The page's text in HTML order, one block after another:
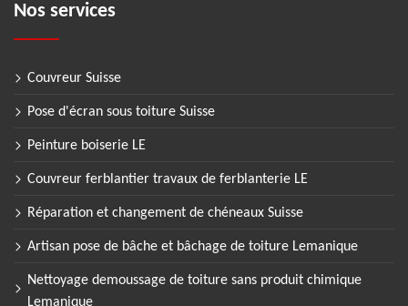
Nos services
Couvreur Suisse
Pose d'écran sous toiture Suisse
Peinture boiserie LE
Couvreur ferblantier travaux de ferblanterie LE
Réparation et changement de chéneaux Suisse
Artisan pose de bâche et bâchage de toiture Lemanique
Nettoyage demoussage de toiture sans produit chimique
Lemanique